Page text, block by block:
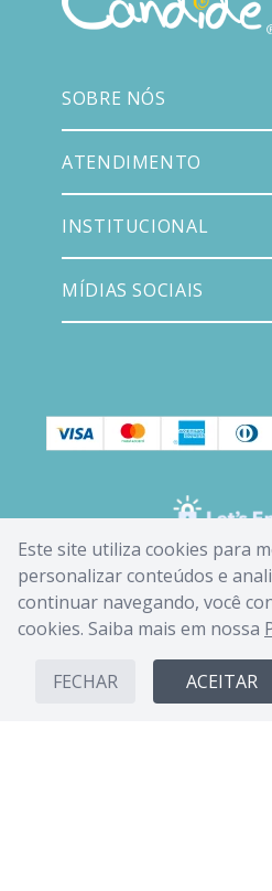
Este site utiliza cookies para
personalizar conteúdos e
continuar navegando, você
cookies. Saiba mais em nossa
FECHAR ACEITAR
SOBRE NÓS
ATENDIMENTO
INSTITUCIONAL
MÍDIAS SOCIAIS